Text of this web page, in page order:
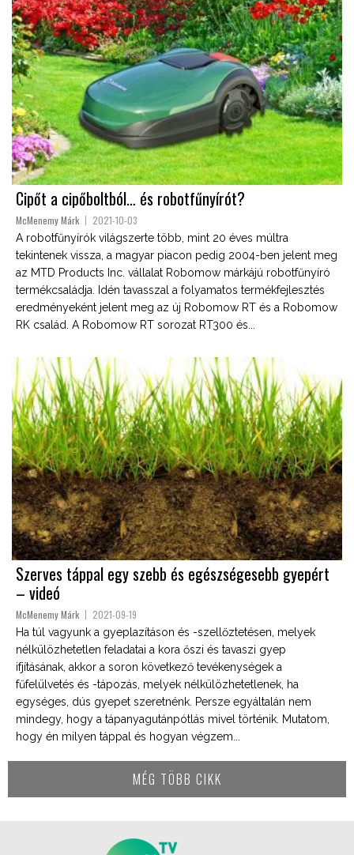
Cipőt a cipőboltból… és robotfűnyírót?
McMenemy Márk 2021-10-03
A robotfűnyírók világszerte több, mint 20 éves múltra
tekintenek vissza, a magyar piacon pedig 2004-ben jelent meg
az MTD Products Inc. vállalat Robomow márkájú robotfűnyíró
termékcsaládja. Idén tavasszal a folyamatos termékfejlesztés
eredményeként jelent meg az új Robomow RT és a Robomow
RK család. A Robomow RT sorozat RT300 és...
Szerves táppal egy szebb és egészségesebb gyepért
– videó
McMenemy Márk 2021-09-19
Ha túl vagyunk a gyeplazításon és -szellőztetésen, melyek
nélkülözhetetlen feladatai a kora őszi és tavaszi gyep
ifjításának, akkor a soron következő tevékenységek a
fűfelülvetés és -tápozás, melyek nélkülözhetetlenek, ha
egységes, dús gyepet szeretnénk. Persze egyáltalán nem
mindegy, hogy a tápanyagutánpótlás mivel történik. Mutatom,
hogy én milyen táppal és hogyan végzem...
MÉG TÖBB CIKK